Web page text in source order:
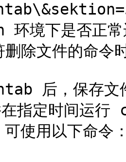
境下是否正常
删除文件的命令
后，保存文
指定时间运
使用以下命令